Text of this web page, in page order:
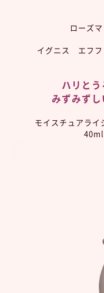
ローズ
イグニス エフフ
ハリとう
みずみずし
モイスチュアライ